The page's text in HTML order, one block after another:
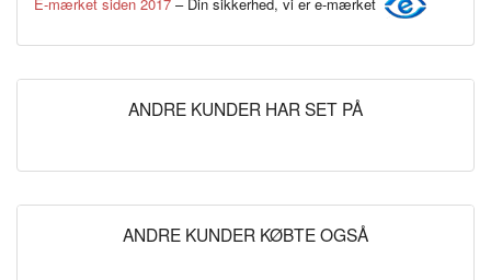
ANDRE KUNDER HAR SET PÅ
ANDRE KUNDER KØBTE OGSÅ